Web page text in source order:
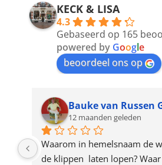
address
product
KECK & LISA
4.3
Gebaseerd op 165
powered by Google
beoordeel ons op
Bauke van Russen
12 maanden geleden
Waarom in hemelsnaam de
de klippen  laten lopen?